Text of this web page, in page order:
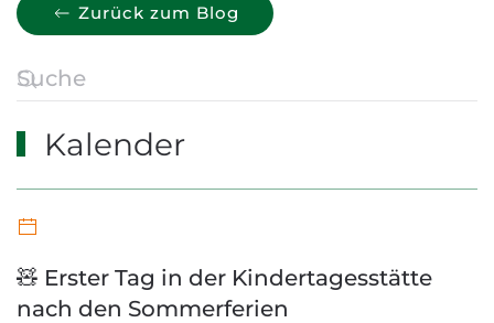
Zurück zum Blog
Kalender
🧸 Erster Tag in der Kindertagesstätte
nach den Sommerferien